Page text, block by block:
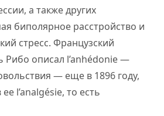
а также других
биполярное расстройство и
стресс. Французский
Рибо описал l’anhédonie —
— еще в 1896 году,
l’analgésie, то есть